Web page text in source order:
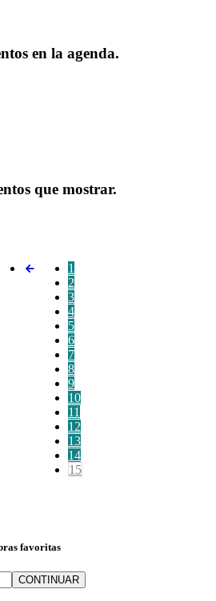
en la agenda.
que mostrar.
1
2
3
4
5
6
7
8
9
10
11
12
13
14
15
favoritas
CONTINUAR